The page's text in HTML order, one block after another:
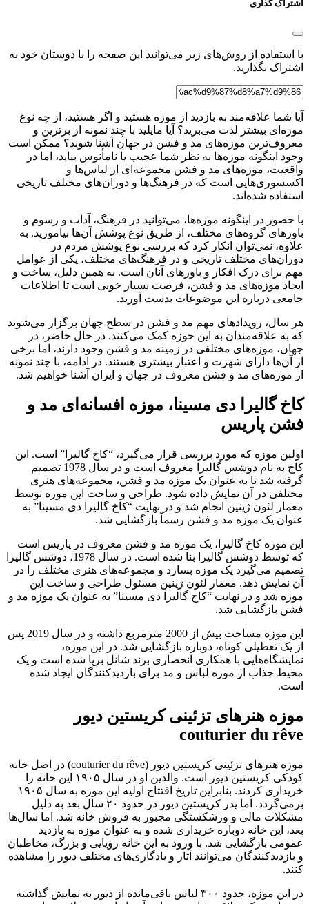
اشتراک گذاری
با استفاده از روش‌های زیر می‌توانید این صفحه را با دوستان خود به
اشتراک بگذارید.
آیا شما علاقه‌مند به بازدید از موزه هستید و اگر هستید، از چه نوع
موزه‌ای بیشتر لذت می‌برید؟ آیا مایلید با چند نمونه از برترین و
معروف‌ترین موزه‌های مد و فشن در جهان آشنا شوید؟ ممکن است
وجود اینگونه موزه‌ها به نظر شما عجیب یا نامأنوس بیاید، اما در
واقعیت، موزه‌های مد و فشن مجموعه‌ای از لباس‌ها و
اکسسوری‌هایی است که در فرهنگ‌ها و دوران‌های مختلف تاریخی
استفاده شده‌اند.
با حضور در اینگونه موزه‌ها، می‌توانید در فرهنگ، آداب و رسوم و
باورهای گروه‌های مختلف، از طریق نوع پوشش آن‌ها بیاموزید. به
علاوه، نمی‌توان انکار کرد که بررسی نوع پوشش مردم در
دوران‌های مختلف تاریخی و در فرهنگ‌های مختلف، یکی از عوامل
مهم برای درک افکار و باورهای آنان است. به همین دلیل، ساخت و
ایجاد موزه‌های مد و فشن، فرصت بسیار خوبی است تا اطلاعات
جامعی درباره این موضوعات بدست آورید.
هر سال، رویدادهای مهم مد و فشن در سطح جهان برگزار می‌شوند
که به علاقه‌مندان به این حوزه کمک می‌کنند. در حال حاضر، در
جهان، موزه‌های مختلفی در زمینه مد و فشن وجود دارند، اما برخی
از آن‌ها دارای شهرت و اعتبار بیشتری هستند. در ادامه، با چند نمونه
از موزه‌های مد و فشن معروف در جهان و ایران آشنا خواهیم شد.
کاخ گالیرا دی مسینا، موزه افسانه‌ای مد و
فشن پاریس
اولین موزه که مورد بررسی قرار می‌گیرد، “کاخ گالیرا” است. این
کاخ به نام دوشس گالیرا معروف است و در سال 1978 تصمیم
گرفته شد تا به عنوان یک موزه مد و فشن، مجموعه‌های هنری
مختلفی در آن نمایش داده شود. طراحی و ساخت این موزه توسط
معمار لئون ژینین انجام شد و در نهایت “کاخ گالیرا دی مسینا” به
عنوان یک موزه مد و فشن رسماً بازگشایی شد.
این موزه کاخ گالیرا، یک موزه مد و فشن معروف در پاریس است
که توسط دوشس گالیرا بنا شده است. در سال 1978، دوشس گالیرا
تصمیم می‌گیرد یک موزه بسازد و مجموعه‌های هنری مختلف را در
آن نمایش دهد. معمار لئون ژینین مسئول طراحی و ساخت این
موزه شد و در نهایت “کاخ گالیرا دی مسینا” به عنوان یک موزه مد و
فشن بازگشایی شد.
این موزه مساحت بیش از 2000 مترمربع داشته و در سال 2019 پس
از یک تعطیلی کوتاه، دوباره بازگشایی شد. در این موزه،
نمایشگاه‌هایی با همکاری انحصاری برند شانل برپا شده است و یک
محیط جذاب از موزه لباس و مد برای بازدیدکنندگان ایجاد شده
است.
موزه هنرهای تزئینی کریستین دیور
couturier du rêve
موزه هنرهای تزئینی کریستین دیور (couturier du rêve) در اصل خانه
کودکی کریستین دیور است. والدین او در سال ۱۹۰۵ این خانه را
خریداری کردند. بنابراین تاریخ افتتاح اولیه این موزه به سال ۱۹۰۵
برمی‌گردد. اما پدر کریستین دیور در حدود ۲۰ سال بعد به دلیل
مشکلات مالی و ورشکستگی مجبور به فروش خانه شد. اما سال‌ها
بعد، این خانه دوباره خریداری شده و به عنوان موزه به بازدید
عمومی بازگشایی شد. با ورود به این خانه رویایی و بزرگ، مخاطبان
و بازدیدکنندگان می‌توانند آثار و یادگاری‌های مختلف دیور را مشاهده
کنند.
در این موزه، حدود ۳۰۰ لباس باقی‌مانده از دیور به نمایش گذاشته